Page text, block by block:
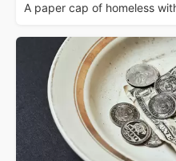
A paper cap of homeless